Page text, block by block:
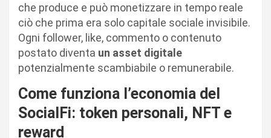
che produce e può monetizzare in tempo reale
ciò che prima era solo capitale sociale invisibile.
Ogni follower, like, commento o contenuto
postato diventa un asset digitale
potenzialmente scambiabile o remunerabile.
Come funziona l’economia del
SocialFi: token personali, NFT e
reward